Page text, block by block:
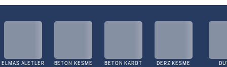
ELMAS ALETLER
BETON KESME
BETON KAROT
DERZ KESME